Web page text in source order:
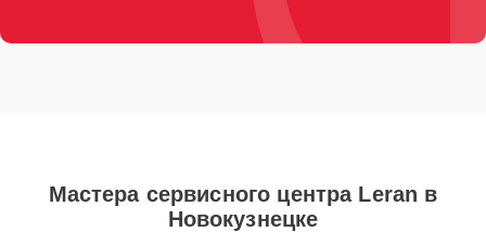
Мастера сервисного центра Leran в
Новокузнецке